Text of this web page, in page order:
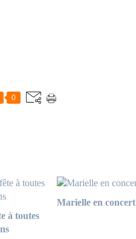
0
à toutes
Marielle en concert